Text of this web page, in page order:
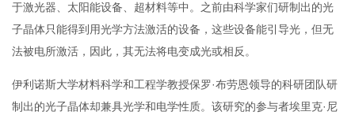
于激光器、太阳能设备、超材料等中。之前由科学家们研制出的光
子晶体只能得到用光学方法激活的设备，这些设备能引导光，但无
法被电所激活，因此，其无法将电变成光或相反。
伊利诺斯大学材料科学和工程学教授保罗·布劳恩领导的科研团队研
制出的光子晶体却兼具光学和电学性质。该研究的参与者埃里克·尼